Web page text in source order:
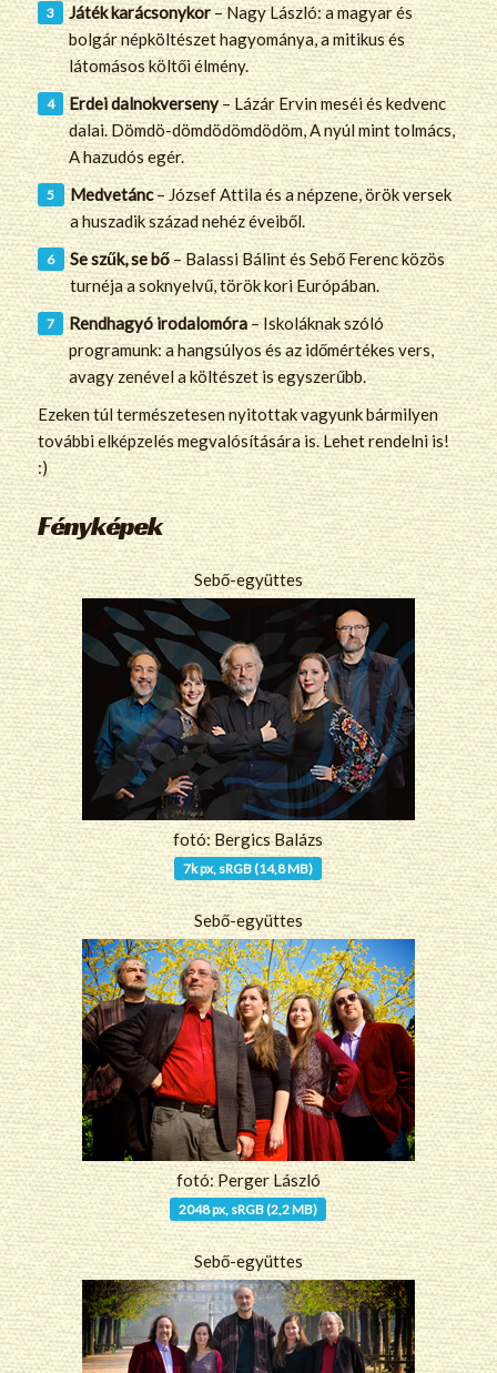
Játék karácsonykor– Nagy László: a magyar és
bolgár népköltészet hagyománya, a mitikus és
látomásos költői élmény.
Erdei dalnokverseny– Lázár Ervin meséi és kedvenc
dalai. Dömdö-dömdödömdödöm, A nyúl mint tolmács,
A hazudós egér.
Medvetánc– József Attila és a népzene, örök versek
a huszadik század nehéz éveiből.
Se szűk, se bő– Balassi Bálint és Sebő Ferenc közös
turnéja a soknyelvű, török kori Európában.
Rendhagyó irodalomóra– Iskoláknak szóló
programunk: a hangsúlyos és az időmértékes vers,
avagy zenével a költészet is egyszerűbb.
Ezeken túl természetesen nyitottak vagyunk bármilyen
további elképzelés megvalósítására is. Lehet rendelni is!
:)
Fényképek
Sebő-együttes
fotó: Bergics Balázs
7k px, sRGB (14,8 MB)
Sebő-együttes
fotó: Perger László
2048 px, sRGB (2,2 MB)
Sebő-együttes